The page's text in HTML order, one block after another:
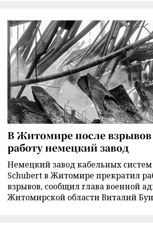
В Житомире после взрывов
работу немецкий завод
Немецкий завод кабельных
Schubert в Житомире прекратил
взрывов, сообщил глава военной
Житомирской области Виталий